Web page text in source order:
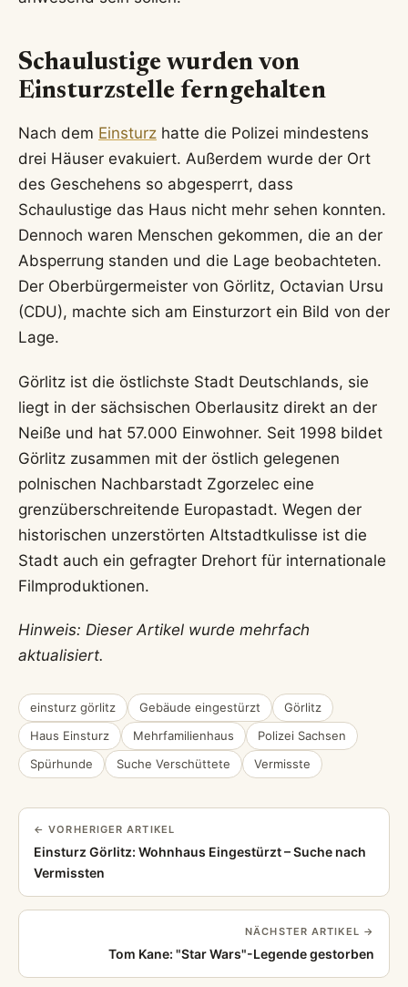
Schaulustige wurden von
Einsturzstelle ferngehalten
Nach dem Einsturz hatte die Polizei mindestens
drei Häuser evakuiert. Außerdem wurde der Ort
des Geschehens so abgesperrt, dass
Schaulustige das Haus nicht mehr sehen konnten.
Dennoch waren Menschen gekommen, die an der
Absperrung standen und die Lage beobachteten.
Der Oberbürgermeister von Görlitz, Octavian Ursu
(CDU), machte sich am Einsturzort ein Bild von der
Lage.
Görlitz ist die östlichste Stadt Deutschlands, sie
liegt in der sächsischen Oberlausitz direkt an der
Neiße und hat 57.000 Einwohner. Seit 1998 bildet
Görlitz zusammen mit der östlich gelegenen
polnischen Nachbarstadt Zgorzelec eine
grenzüberschreitende Europastadt. Wegen der
historischen unzerstörten Altstadtkulisse ist die
Stadt auch ein gefragter Drehort für internationale
Filmproduktionen.
Hinweis: Dieser Artikel wurde mehrfach
aktualisiert.
einsturz görlitz Gebäude eingestürzt
Görlitz
Haus Einsturz
Mehrfamilienhaus
Polizei Sachsen
Spürhunde
Suche Verschüttete Vermisste
← VORHERIGER ARTIKEL
Einsturz Görlitz: Wohnhaus Eingestürzt – Suche nach
Vermissten
NÄCHSTER ARTIKEL →
Tom Kane: "Star Wars"-Legende gestorben